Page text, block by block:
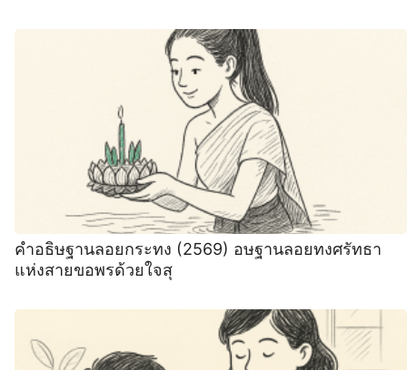
คำอธิษฐานลอยกระทง (2569) อษฐานลอยทงศรัทธา
แห่งสายขอพรด้วยใจสุ